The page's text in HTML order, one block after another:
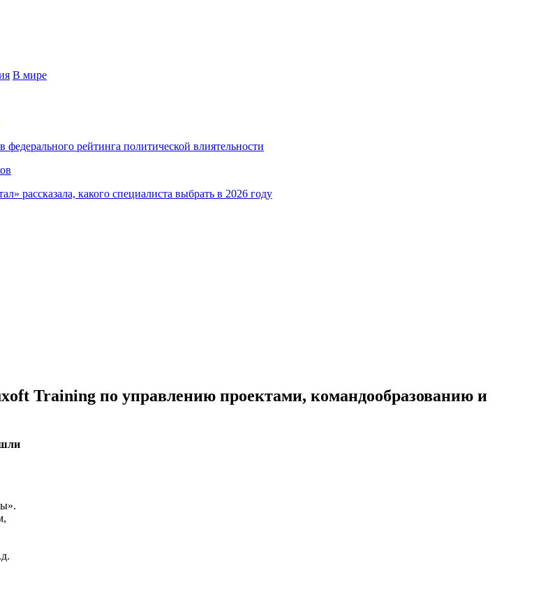
В мире
рейтинга политической влиятельности
рассказала, какого специалиста выбрать в 2026 году
Training по управлению проектами, командообразованию и